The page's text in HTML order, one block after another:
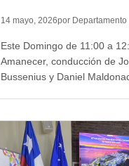
14 mayo, 2026por Departamento
Este Domingo de 11:00 a
Amanecer, conducción de
Bussenius y Daniel